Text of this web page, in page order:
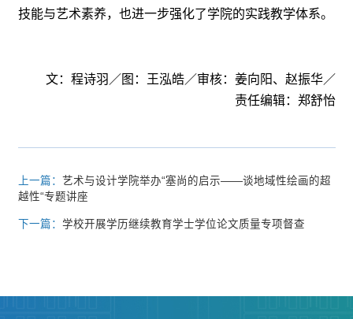
技能与艺术素养，也进一步强化了学院的实践教学体系。
文：程诗羽／图：王泓皓／审核：姜向阳、赵振华／
责任编辑：郑舒怡
上一篇： 艺术与设计学院举办“塞尚的启示——谈地域性绘画的超
越性“专题讲座
下一篇： 学校开展学历继续教育学士学位论文质量专项督查